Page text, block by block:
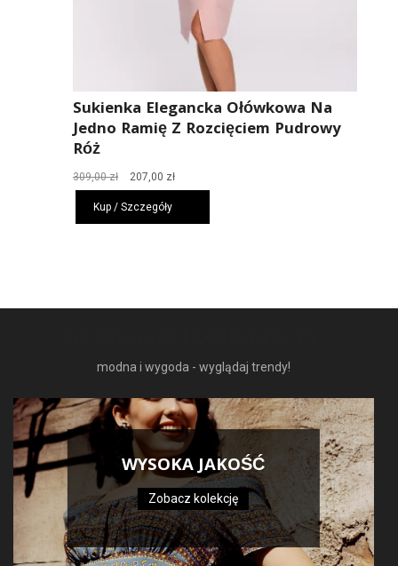
Sukienka Elegancka Ołówkowa Na
Jedno Ramię Z Rozcięciem Pudrowy
Róż
309,00zł
Pierwotna
cena
wynosiła:
309,00 zł.
207,00 złAktualna
cena
207,00 zł.
Kup / Szczegóły
modna i wygoda - wyglądaj trendy!
WYSOKA JAKOŚĆ
Zobacz kolekcję